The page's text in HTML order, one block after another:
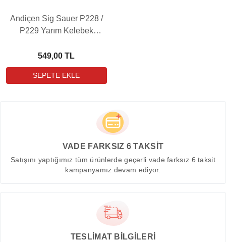
Andiçen Sig Sauer P228 /
P229 Yarım Kelebek
549,00 TL
VADE FARKSIZ 6 TAKSİT
Satışını yaptığımız tüm ürünlerde geçerli vade farksız 6 taksit
kampanyamız devam ediyor.
TESLİMAT BİLGİLERİ